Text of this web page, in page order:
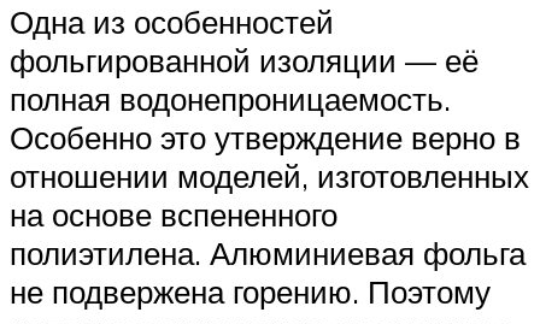
Одна из особенностей
фольгированной изоляции — её
полная водонепроницаемость.
Особенно это утверждение верно в
отношении моделей, изготовленных
на основе вспененного
полиэтилена. Алюминиевая фольга
не подвержена горению. Поэтому